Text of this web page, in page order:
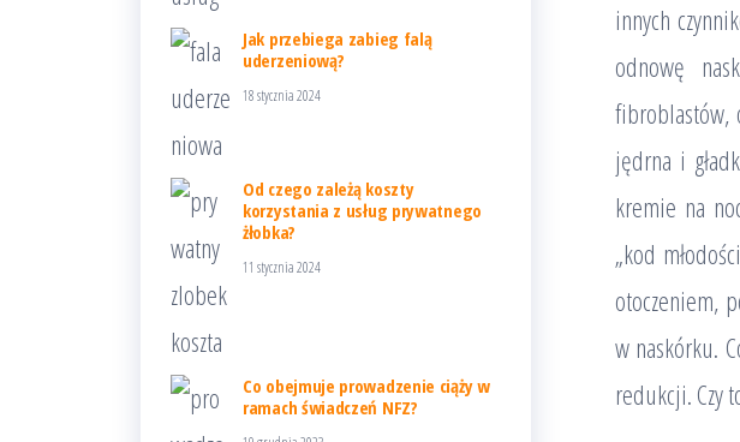
innych
odnowę
fibroblastów,
jędrna i
kremie na
„kod
otoczeniem,
w naskórku.
redukcji. Czy
Jak przebiega zabieg falą
uderzeniową?
18 stycznia 2024
Od czego zależą koszty
korzystania z usług prywatnego
żłobka?
11 stycznia 2024
Co obejmuje prowadzenie ciąży w
ramach świadczeń NFZ?